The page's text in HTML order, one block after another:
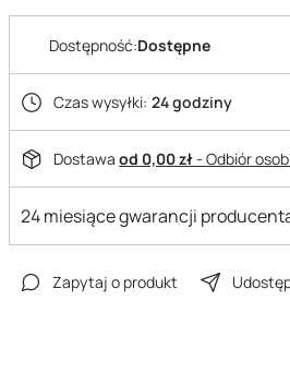
Dostępność:Dostępne
Czas wysyłki: 24 godziny
Dostawa od 0,00 zł- Odbiór
24 miesiące gwarancji
Zapytaj o produkt